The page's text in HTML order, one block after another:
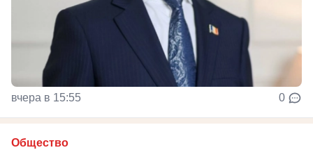
вчера в 15:55 0
Общество